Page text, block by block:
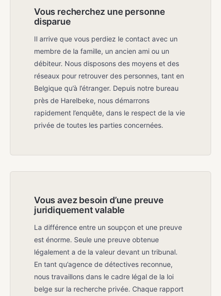
Vous recherchez une personne
disparue
Il arrive que vous perdiez le contact avec un
membre de la famille, un ancien ami ou un
débiteur. Nous disposons des moyens et des
réseaux pour retrouver des personnes, tant en
Belgique qu’à l’étranger. Depuis notre bureau
près de Harelbeke, nous démarrons
rapidement l’enquête, dans le respect de la vie
privée de toutes les parties concernées.
Vous avez besoin d’une preuve
juridiquement valable
La différence entre un soupçon et une preuve
est énorme. Seule une preuve obtenue
légalement a de la valeur devant un tribunal.
En tant qu’agence de détectives reconnue,
nous travaillons dans le cadre légal de la loi
belge sur la recherche privée. Chaque rapport